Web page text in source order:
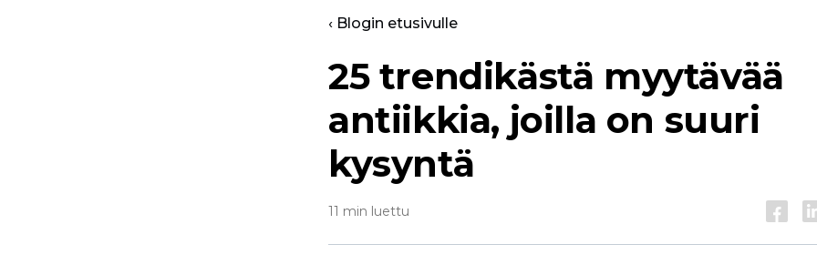
‹ Blogin etusivulle
25 trendikästä myytävää
antiikkia, joilla on suuri
kysyntä
11 min luettu